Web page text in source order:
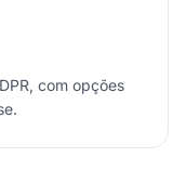
com opções